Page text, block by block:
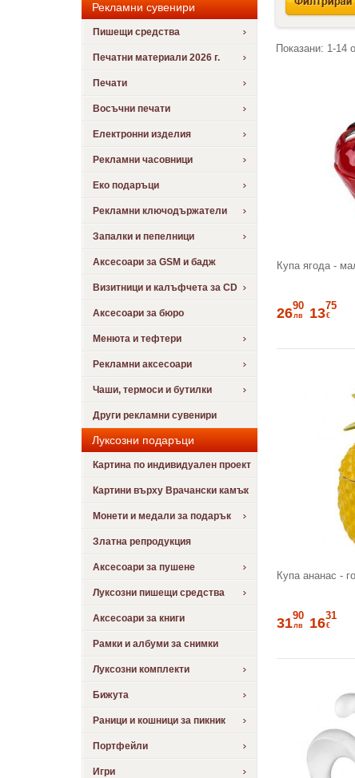
Рекламни сувенири
Пишещи средства
Печатни материали 2026 г.
Печати
Восъчни печати
Електронни изделия
Рекламни часовници
Еко подаръци
Рекламни ключодържатели
Запалки и пепелници
Аксесоари за GSM и бадж
Визитници и калъфчета за CD
Аксесоари за бюро
Менюта и тефтери
Рекламни аксесоари
Чаши, термоси и бутилки
Други рекламни сувенири
Луксозни подаръци
Картина по индивидуален проект
Картини върху Врачански камък
Монети и медали за подарък
Златна репродукция
Аксесоари за пушене
Луксозни пишещи средства
Аксесоари за книги
Рамки и албуми за снимки
Луксозни комплекти
Бижута
Раници и кошници за пикник
Портфейли
Игри
Показани: 1-14
Купа ягода -
2690
лв 1375
€
Купа ананас -
3190
лв 1631
€